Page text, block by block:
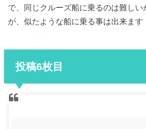
で、同じクルーズ船に乗るのは難しい
が、似たような船に乗る事は出来ます
投稿6枚目